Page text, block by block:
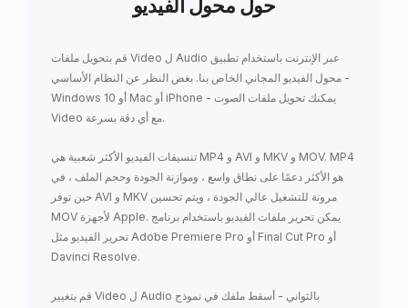
حول محول الفيديو
قم بتحويل ملفات Video ل Audio عبر الإنترنت باستخدام تطبيق
محول الفيديو المجاني الخاص بنا. بغض النظر عن النظام الأساسي -
Windows 10 أو Mac أو iPhone - يمكنك تحويل ملفات الصوت
Video مع أي دقة بسرعة.
تنسيقات الفيديو الأكثر شعبية هي MP4 و AVI و MKV و MOV. MP4
هو الأكثر دعمًا على نطاق واسع ، وموازنة الجودة وحجم الملف ، في
حين توفر AVI و MKV مرونة للتشغيل عالي الجودة ، ويتم تحسين
MOV لأجهزة Apple. يمكن تحرير ملفات الفيديو باستخدام برنامج
تحرير الفيديو مثل Adobe Premiere Pro أو Final Cut Pro أو
Davinci Resolve.
قم بتغيير Video ل Audio بالثواني - أسقط ملفك في نموذج